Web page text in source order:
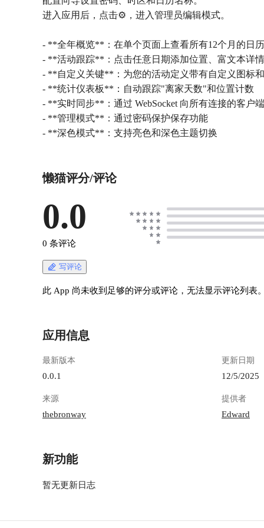
进入应用后，点击⚙️，进入管理员编辑模式。
- **全年概览**：在单个页面上查看所有12个月的日历
- **活动跟踪**：点击任意日期添加位置、富文本详
- **自定义关键**：为您的活动定义带有自定义图标
- **统计仪表板**：自动跟踪"离家天数"和位置计数
- **实时同步**：通过 WebSocket 向所有连接的客户
- **管理模式**：通过密码保护保存功能
- **深色模式**：支持亮色和深色主题切换
懒猫评分/评论
0.0
0 条评论
写评论
此 App 尚未收到足够的评分或评论，无法显示评论列表
应用信息
最新版本
0.0.1
更新日期
12/5/2025
来源
thebronway
提供者
Edward
新功能
暂无更新日志